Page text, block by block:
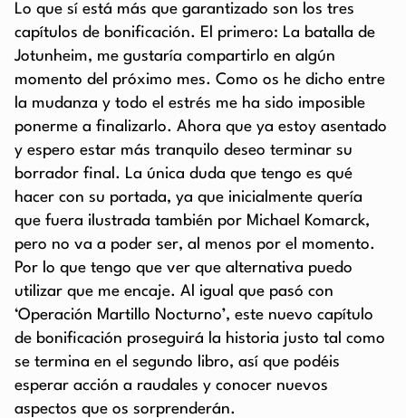
Lo que sí está más que garantizado son los tres
capítulos de bonificación. El primero: La batalla de
Jotunheim, me gustaría compartirlo en algún
momento del próximo mes. Como os he dicho entre
la mudanza y todo el estrés me ha sido imposible
ponerme a finalizarlo. Ahora que ya estoy asentado
y espero estar más tranquilo deseo terminar su
borrador final. La única duda que tengo es qué
hacer con su portada, ya que inicialmente quería
que fuera ilustrada también por Michael Komarck,
pero no va a poder ser, al menos por el momento.
Por lo que tengo que ver que alternativa puedo
utilizar que me encaje. Al igual que pasó con
‘Operación Martillo Nocturno’, este nuevo capítulo
de bonificación proseguirá la historia justo tal como
se termina en el segundo libro, así que podéis
esperar acción a raudales y conocer nuevos
aspectos que os sorprenderán.